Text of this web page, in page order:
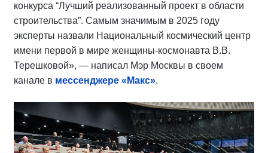
конкурса “Лучший реализованный проект в области
строительства”. Самым значимым в 2025 году
эксперты назвали Национальный космический центр
имени первой в мире женщины-космонавта В.В.
Терешковой», — написал Мэр Москвы в своем
канале в мессенджере «Макс».